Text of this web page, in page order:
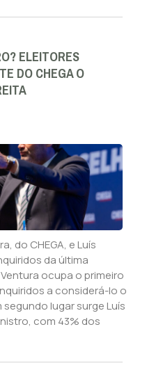
ELEITORES
DO CHEGA O
do CHEGA, e Luís
da última
ocupa o primeiro
a considerá-lo o
segundo lugar surge Luís
com 43% dos